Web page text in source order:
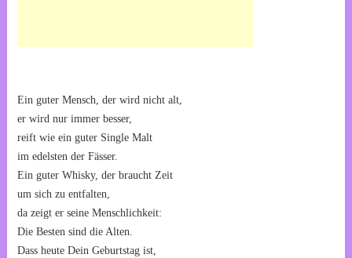
Ein guter Mensch, der wird nicht alt,
er wird nur immer besser,
reift wie ein guter Single Malt
im edelsten der Fässer.
Ein guter Whisky, der braucht Zeit
um sich zu entfalten,
da zeigt er seine Menschlichkeit:
Die Besten sind die Alten.
Dass heute Dein Geburtstag ist,